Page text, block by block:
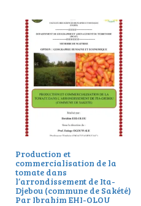
Production et
commercialisation de la
tomate dans
l’arrondissement de Ita-
Djebou (commune de Sakété)
Par Ibrahim EHI-OLOU